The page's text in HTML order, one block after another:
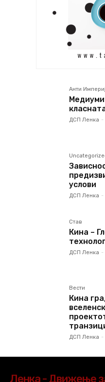
Анти
ДСП Ленка -
услови
ДСП Ленка -
Став
Кина –
ДСП Ленка -
Вести
Кина
ДСП Ленка -
Ленка - Движење